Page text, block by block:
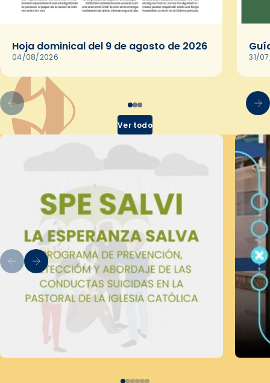
Hoja dominical del 9 de agosto de 2026
04/08/2026 31/
Ver todo